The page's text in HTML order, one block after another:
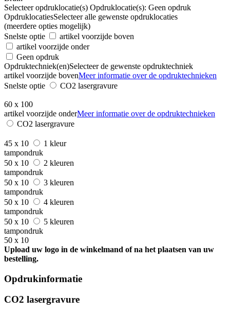
Selecteer opdruklocatie(s) Opdruklocatie(s): Geen opdruk
OpdruklocatiesSelecteer alle gewenste opdruklocaties
(meerdere opties mogelijk)
Snelste optie
artikel voorzijde boven
artikel voorzijde onder
Geen opdruk
Opdruktechniek(en)Selecteer de gewenste opdruktechniek
artikel voorzijde bovenMeer informatie over de opdruktechnieken
Snelste optie
CO2 lasergravure
60 x 100
artikel voorzijde onderMeer informatie over de opdruktechnieken
CO2 lasergravure
45 x 10
1 kleur
tampondruk
50 x 10
2 kleuren
tampondruk
50 x 10
3 kleuren
tampondruk
50 x 10
4 kleuren
tampondruk
50 x 10
5 kleuren
tampondruk
50 x 10
Upload uw logo in de winkelmand of na het plaatsen van uw
bestelling.
Opdrukinformatie
CO2 lasergravure